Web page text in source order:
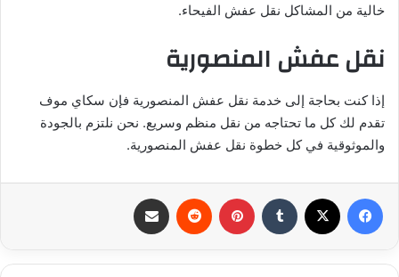
خالية من المشاكل نقل عفش الفيحاء.
نقل عفش المنصورية
إذا كنت بحاجة إلى خدمة نقل عفش المنصورية فإن سكاي موف
تقدم لك كل ما تحتاجه من نقل منظم وسريع. نحن نلتزم بالجودة
والموثوقية في كل خطوة نقل عفش المنصورية.
فيسبوك بينتيريست